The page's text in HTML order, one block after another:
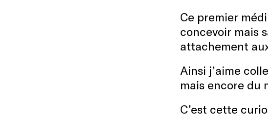
Ce premier
concevoir mais
attachement
Ainsi j’aime
mais encore du
C’est cette